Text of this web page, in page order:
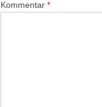
Kommentar *